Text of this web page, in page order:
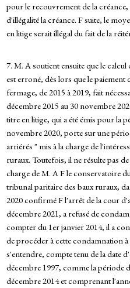
pour le recouvrement de la
d'illégalité la créance. F suite, le
en litige serait illégal du fait de la
7. M. A soutient ensuite que le
est erroné, dès lors que le paiement
fermage, de 2015 à 2019, fait
décembre 2015 au 30 novembre
titre en litige, qui a été émis pour la
novembre 2020, porte sur une
arriérés " mis à la charge de
ruraux. Toutefois, il ne résulte pas
charge de M. A F le conservatoire
tribunal paritaire des baux ruraux,
2020 confirmé F l'arrêt de la cour
décembre 2021, a refusé de
compter du 1er janvier 2014, il a
de procéder à cette condamnation
s'entendre, compte tenu de la date
décembre 1997, comme la période
décembre 2014 et comprenant